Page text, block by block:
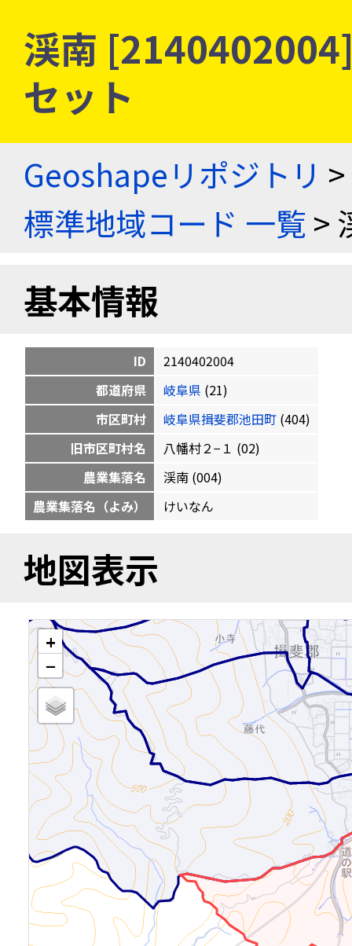
渓南
セット
Geoshapeリポジトリ >
標準地域コード 一覧>
基本情報
ID
2140402004
都道府県
岐阜県 (21)
市区町村
岐阜県揖斐郡池田町 (404)
旧市区町村名
八幡村２−１ (02)
農業集落名
渓南 (004)
農業集落名（よみ）
けいなん
地図表示
+
−